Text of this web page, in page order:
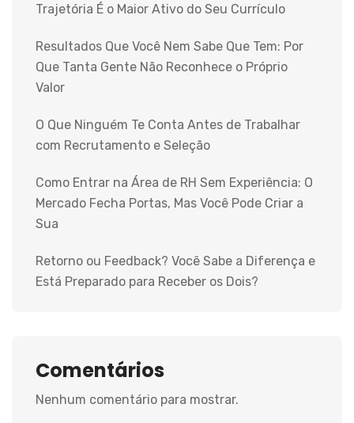
Trajetória É o Maior Ativo do Seu Currículo
Resultados Que Você Nem Sabe Que Tem: Por
Que Tanta Gente Não Reconhece o Próprio
Valor
O Que Ninguém Te Conta Antes de Trabalhar
com Recrutamento e Seleção
Como Entrar na Área de RH Sem Experiência: O
Mercado Fecha Portas, Mas Você Pode Criar a
Sua
Retorno ou Feedback? Você Sabe a Diferença e
Está Preparado para Receber os Dois?
Comentários
Nenhum comentário para mostrar.